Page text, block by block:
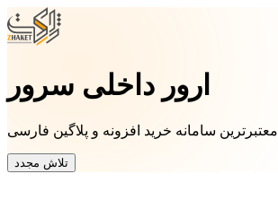
ارور داخلی سرور
معتبرترین سامانه خرید افزونه و پلاگین فارسی
تلاش مجدد